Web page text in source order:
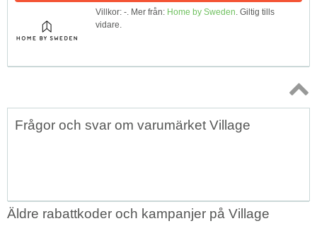
Villkor: -. Mer från: Home by Sweden. Giltig tills
vidare.
Topp
Frågor och svar om varumärket Village
Äldre rabattkoder och kampanjer på Village